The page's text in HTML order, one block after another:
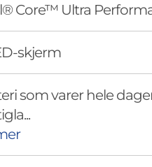
Core™ Ultra
skjerm
som varer hele